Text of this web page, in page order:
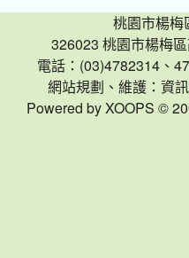
桃園市楊梅
326023 桃園市楊梅
電話：(03)4782314、
網站規劃、維護：資
Powered by XOOPS ©